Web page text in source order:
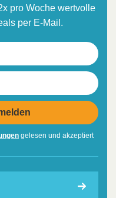
pro Woche wertvolle
per E-Mail.
gelesen und akzeptiert